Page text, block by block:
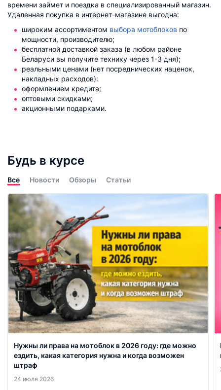
времени займет и поездка в специализированный магазин.
Удаленная покупка в интернет-магазине выгодна:
широким ассортиментом выбора мотоблоков по
мощности, производителю;
бесплатной доставкой заказа (в любом районе
Беларуси вы получите технику через 1-3 дня);
реальными ценами (нет посреднических наценок,
накладных расходов):
оформлением кредита;
оптовыми скидками;
акционными подарками.
Будь в курсе
Все Новости Обзоры Статьи
Нужны ли права на мотоблок в 2026 году: где можно
ездить, какая категория нужна и когда возможен
штраф
24 июля 2026